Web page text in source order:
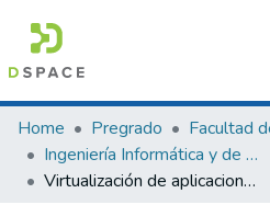
Communities & Collections
All of DSpace
Home Pregrado
Facultad
Ingeniería Informática y de Sistemas
Virtualización de aplicaciones para la empresa Solmar Security S.A.C.- 2016.